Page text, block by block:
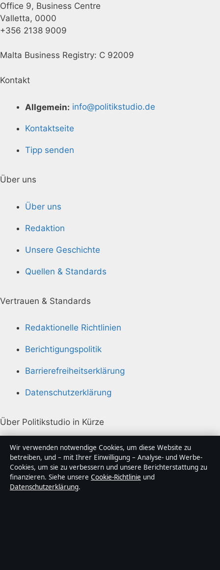
Office 9, Business Centre
Valletta, 0000
+356 2138 9009
Malta Business Registry: C 92009
Kontakt
Allgemein: info@politikstudio.de
Kontaktseite
Tipp senden
Über uns
Über uns
Redaktion
Unsere Geschichte
Quellen & Standards
Vertrauen & Standards
Redaktionelle Richtlinien
Berichtigungspolitik
Barrierefreiheitserklärung
Datenschutzerklärung
Über Politikstudio in Kürze
Politikstudio ist ein unabhängiger digitaler
Nachrichtenanbieter mit Fokus auf Politik, Wirtschaft,
Technik und Gesellschaft in Deutschland. Jeder Artikel
trägt eine Byline, wird von einem Redakteur geprüft
und vor der Veröffentlichung faktengecheckt.
Wir verwenden notwendige Cookies, um diese Website zu
betreiben, und – mit Ihrer Einwilligung – Analyse- und Werbe-
Cookies, um sie zu verbessern und unsere Berichterstattung zu
finanzieren. Siehe unsere Cookie-Richtlinie und
Datenschutzerklärung.